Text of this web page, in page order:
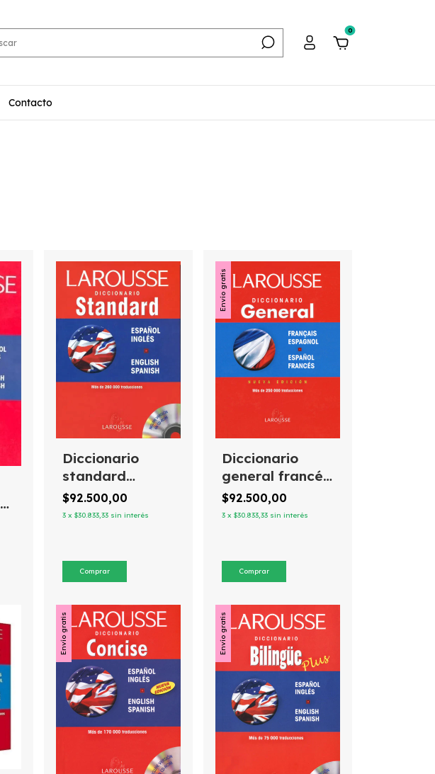
0
Contacto
Diccionario
standard
español/inglés
english/spanish
$92.500,00
3 x $30.833,33 sin interés
Envío gratis
Diccionario
general francés
español - fr.-
esp. Larousse
$92.500,00
3 x $30.833,33 sin interés
Envío gratis Envío gratis